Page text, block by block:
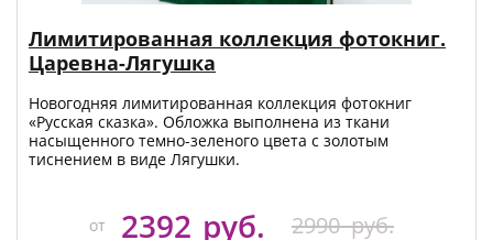
Лимитированная коллекция фотокниг.
Царевна-Лягушка
Новогодняя лимитированная коллекция фотокниг
«Русская сказка». Обложка выполнена из ткани
насыщенного темно-зеленого цвета с золотым
тиснением в виде Лягушки.
от 2392 руб. 2990 руб.